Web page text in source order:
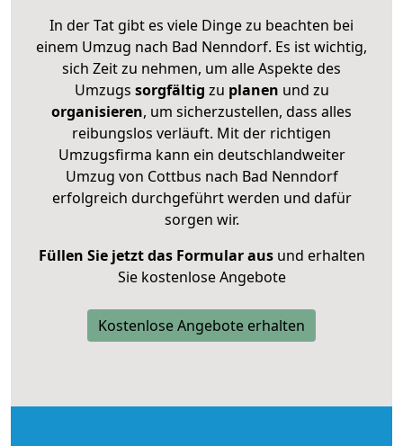
In der Tat gibt es viele Dinge zu beachten bei
einem Umzug nach Bad Nenndorf. Es ist wichtig,
sich Zeit zu nehmen, um alle Aspekte des
Umzugs sorgfältig zu planen und zu
organisieren, um sicherzustellen, dass alles
reibungslos verläuft. Mit der richtigen
Umzugsfirma kann ein deutschlandweiter
Umzug von Cottbus nach Bad Nenndorf
erfolgreich durchgeführt werden und dafür
sorgen wir.
Füllen Sie jetzt das Formular ausund erhalten
Sie kostenlose Angebote
Kostenlose Angebote erhalten